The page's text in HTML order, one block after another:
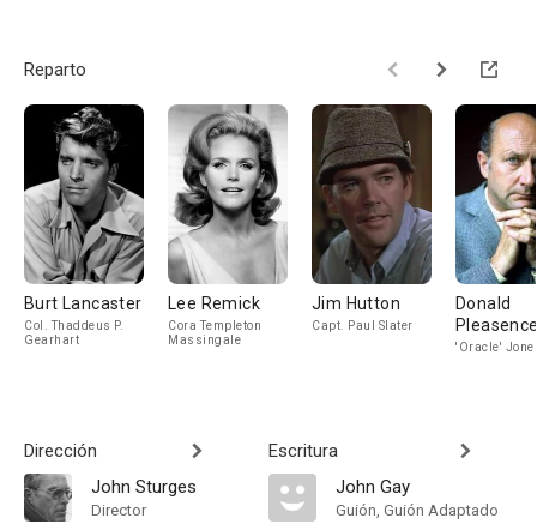
Reparto
Burt Lancaster
Col. Thaddeus P.
Gearhart
Lee Remick
Cora Templeton
Massingale
Jim Hutton
Capt. Paul Slater
Donald
'Oracle'
Dirección
John Sturges
Director
Escritura
John Gay
Guión, Guión Adaptado